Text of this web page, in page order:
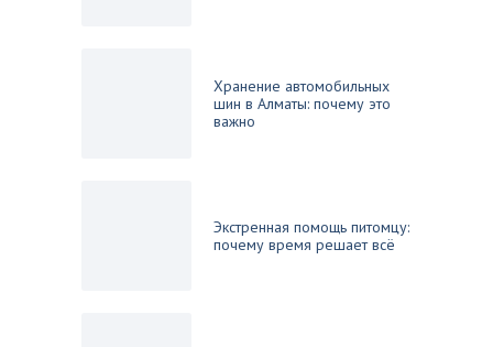
Хранение автомобильных
шин в Алматы: почему это
важно
Экстренная помощь питомцу:
почему время решает всё